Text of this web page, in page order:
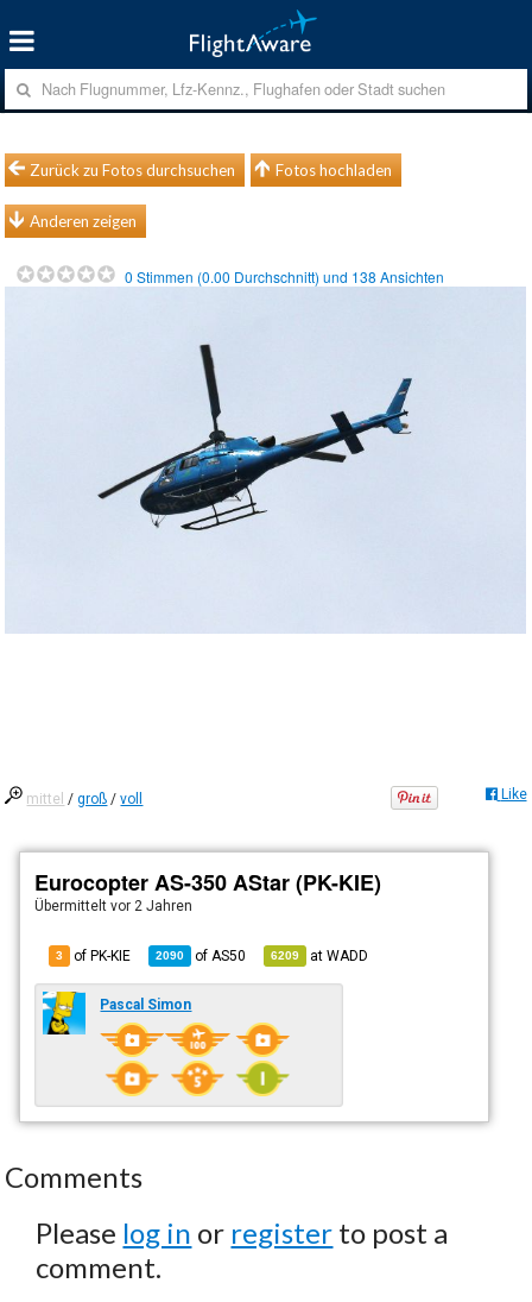
Zurück zu Fotos durchsuchen Fotos hochladen
Anderen zeigen
0 Stimmen (0.00 Durchschnitt) und 138 Ansichten
mittel /groß /voll Like
Eurocopter AS-350 AStar (PK-KIE)
Übermitteltvor 2 Jahren
3 of PK-KIE 2090 of AS50 6209 atWADD
Pascal Simon
Comments
Please log in or register to post a
comment.